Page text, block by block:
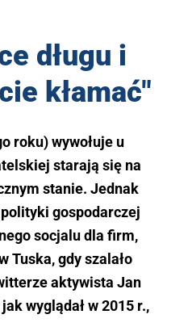
długu i
kłamać"
roku) wywołuje u
starają się na
stanie. Jednak
gospodarczej
socjalu dla firm,
Tuska, gdy szalało
aktywista Jan
wyglądał w 2015 r.,